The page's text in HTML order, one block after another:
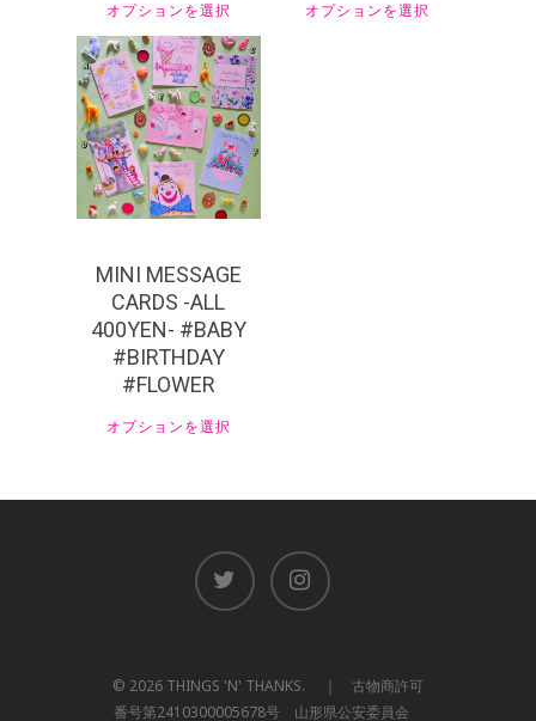
オプションを選択 オプションを選択
¥440
MINI MESSAGE
CARDS -ALL
400YEN- #BABY
#BIRTHDAY
#FLOWER
オプションを選択
© 2026 THINGS 'N' THANKS. ｜ 古物商許可
番号第2410300005678号 山形県公安委員会